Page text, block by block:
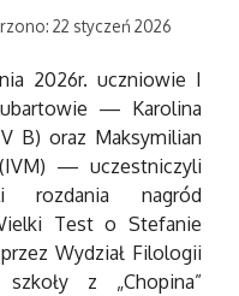
22 styczeń 2026
2026r. uczniowie I
— Karolina
B) oraz Maksymilian
— uczestniczyli
nagród
Test o Stefanie
Wydział Filologii
z „Chopina”